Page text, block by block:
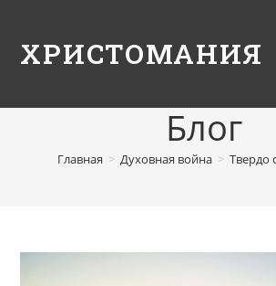
ХРИСТОМАНИЯ
Блог
Главная > Духовная война > Твердо